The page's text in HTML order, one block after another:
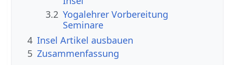
3.2 Yogalehrer Vorbereitung
Seminare
4
Insel‏‎ Artikel ausbauen
5 Zusammenfassung